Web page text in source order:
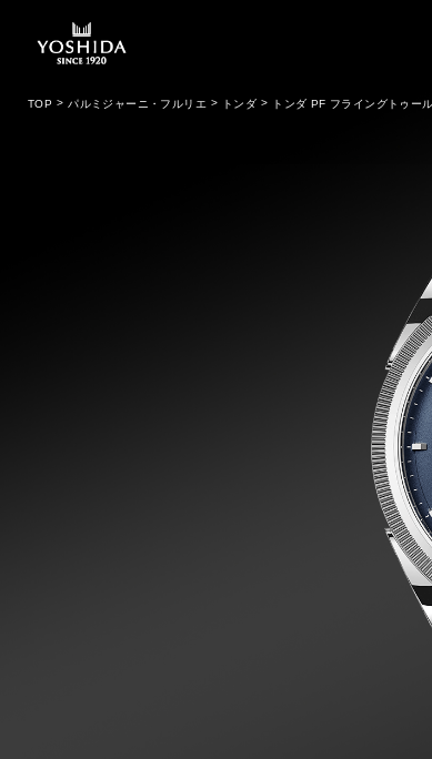
TOP パルミジャーニ・フルリエ トンダ トンダ PF フライングトゥー